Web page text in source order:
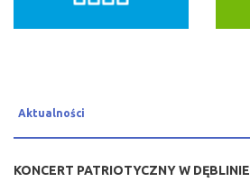
Aktualności
KONCERT PATRIOTYCZNY W DĘBLINIE